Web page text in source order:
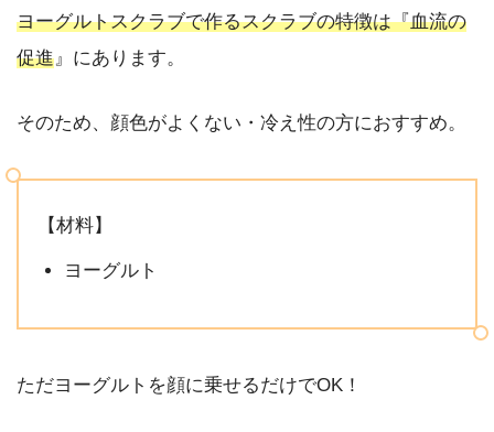
ヨーグルトスクラブで作るスクラブの特徴は『血流の
促進』にあります。
そのため、顔色がよくない・冷え性の方におすすめ。
【材料】
ヨーグルト
ただヨーグルトを顔に乗せるだけでOK！